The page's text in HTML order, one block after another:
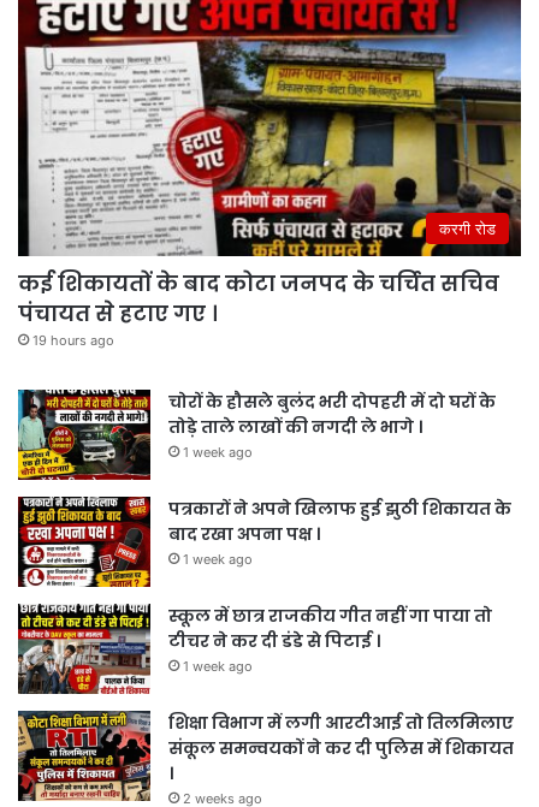
करगी रोड
कई शिकायतों के बाद कोटा जनपद के चर्चित सचिव
पंचायत से हटाए गए ।
19 hours ago
चोरों के हौसले बुलंद भरी दोपहरी में दो घरों के
तोड़े ताले लाखों की नगदी ले भागे ।
1 week ago
पत्रकारों ने अपने खिलाफ हुई झुठी शिकायत के
बाद रखा अपना पक्ष ।
1 week ago
स्कूल में छात्र राजकीय गीत नहीं गा पाया तो
टीचर ने कर दी डंडे से पिटाई ।
1 week ago
शिक्षा विभाग में लगी आरटीआई तो तिलमिलाए
संकूल समन्वयकों ने कर दी पुलिस में शिकायत
।
2 weeks ago